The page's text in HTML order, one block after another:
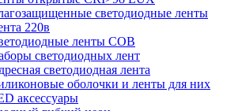
светодиодные ленты
220в
ленты COB
светодиодных лент
светодиодная лента
оболочки и ленты для них
аксессуары